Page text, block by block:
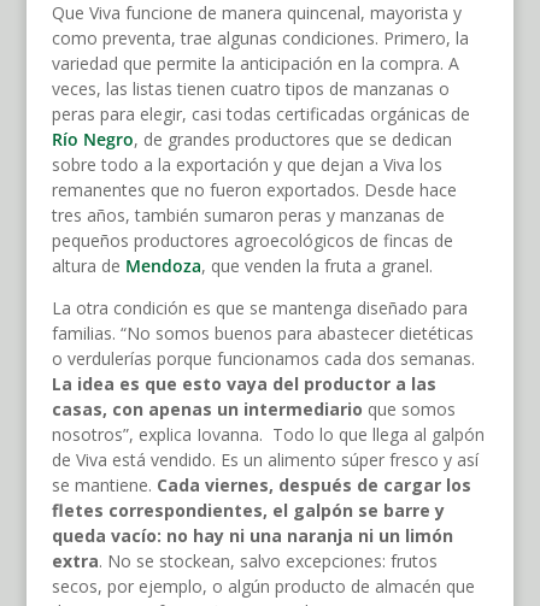
Que Viva funcione de manera quincenal, mayorista y
como preventa, trae algunas condiciones. Primero, la
variedad que permite la anticipación en la compra. A
veces, las listas tienen cuatro tipos de manzanas o
peras para elegir, casi todas certificadas orgánicas de
Río Negro, de grandes productores que se dedican
sobre todo a la exportación y que dejan a Viva los
remanentes que no fueron exportados. Desde hace
tres años, también sumaron peras y manzanas de
pequeños productores agroecológicos de fincas de
altura de Mendoza, que venden la fruta a granel.
La otra condición es que se mantenga diseñado para
familias. “No somos buenos para abastecer dietéticas
o verdulerías porque funcionamos cada dos semanas.
La idea es que esto vaya del productor a las
casas, con apenas un intermediario que somos
nosotros”, explica Iovanna. Todo lo que llega al galpón
de Viva está vendido. Es un alimento súper fresco y así
se mantiene. Cada viernes, después de cargar los
fletes correspondientes, el galpón se barre y
queda vacío: no hay ni una naranja ni un limón
extra. No se stockean, salvo excepciones: frutos
secos, por ejemplo, o algún producto de almacén que